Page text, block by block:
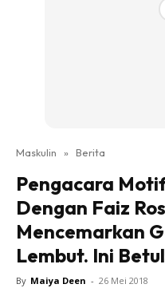
Maskulin » Berita
Pengacara
Dengan Faiz
Mencemarkan
Lembut. Ini
By Maiya Deen - 26 Mei 2018